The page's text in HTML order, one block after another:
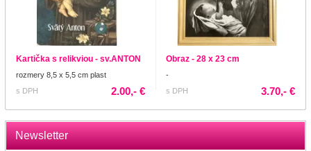
Newsletter
Kartička s relikviou - sv.ANTON
rozmery 8,5 x 5,5 cm plast
s DPH
2.00,- €
Obraz - 28 x 23 cm
-
s DPH
3.70,- €